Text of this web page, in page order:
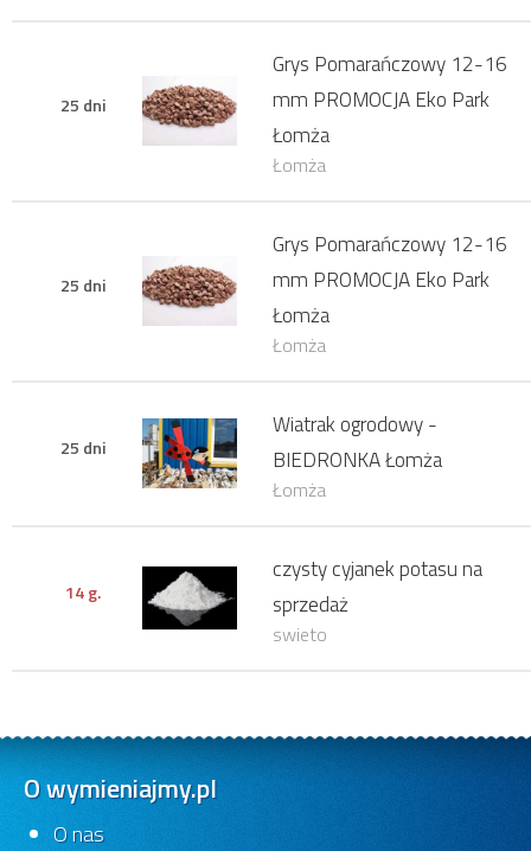
25 dni
Grys Pomarańczowy 12-16
mm PROMOCJA Eko Park
Łomża
Łomża
25 dni
Grys Pomarańczowy 12-16
mm PROMOCJA Eko Park
Łomża
Łomża
25 dni
Wiatrak ogrodowy -
BIEDRONKA Łomża
Łomża
14 g.
czysty cyjanek potasu na
sprzedaż
swieto
O wymieniajmy.pl
O nas